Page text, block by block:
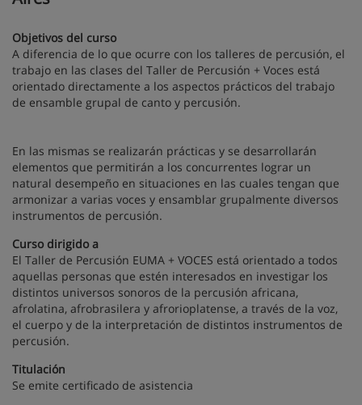
Objetivos del curso
A diferencia de lo que ocurre con los talleres de percusión, el
trabajo en las clases del Taller de Percusión + Voces está
orientado directamente a los aspectos prácticos del trabajo
de ensamble grupal de canto y percusión.
En las mismas se realizarán prácticas y se desarrollarán
elementos que permitirán a los concurrentes lograr un
natural desempeño en situaciones en las cuales tengan que
armonizar a varias voces y ensamblar grupalmente diversos
instrumentos de percusión.
Curso dirigido a
El Taller de Percusión EUMA + VOCES está orientado a todos
aquellas personas que estén interesados en investigar los
distintos universos sonoros de la percusión africana,
afrolatina, afrobrasilera y afrorioplatense, a través de la voz,
el cuerpo y de la interpretación de distintos instrumentos de
percusión.
Titulación
Se emite certificado de asistencia